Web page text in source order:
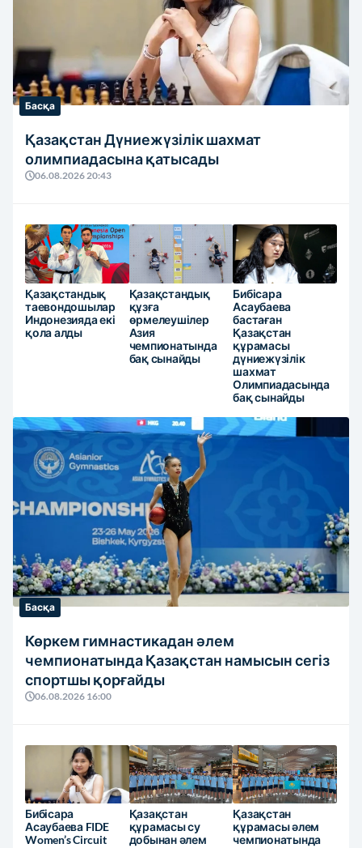
Басқа
Қазақстан Дүниежүзілік шахмат
олимпиадасына қатысады
06.08.2026 20:43
Қазақстандық
таевондошылар
Индонезияда екі
қола алды
Қазақстандық
құзға
өрмелеушілер
Азия
чемпионатында
бақ сынайды
Бибісара
Асаубаева
бастаған
Қазақстан
құрамасы
дүниежүзілік
шахмат
Олимпиадасында
бақ сынайды
Басқа
Көркем гимнастикадан әлем
чемпионатында Қазақстан намысын сегіз
спортшы қорғайды
06.08.2026 16:00
Бибісара
Асаубаева FIDE
Women’s Circuit
Қазақстан
құрамасы су
добынан әлем
Қазақстан
құрамасы әлем
чемпионатында